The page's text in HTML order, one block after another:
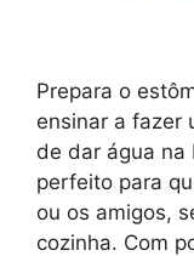
Prepara o
ensinar a fazer
de dar água na
perfeito para
ou os amigos,
cozinha. Com